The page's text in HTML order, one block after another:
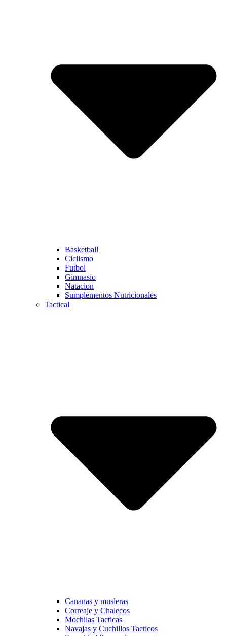
Basketball
Ciclismo
Futbol
Gimnasio
Natacion
Sumplementos Nutricionales
Tactical
Cananas y musleras
Correaje y Chalecos
Mochilas Tacticas
Navajas y Cuchillos Tacticos